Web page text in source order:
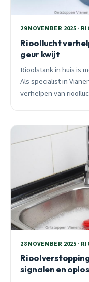
29 NOVEMBER 2025 ·
Rioollucht
geur kwijt
Rioolstank in huis is
Als specialist in
verhelpen van
28 NOVEMBER 2025 ·
signalen en